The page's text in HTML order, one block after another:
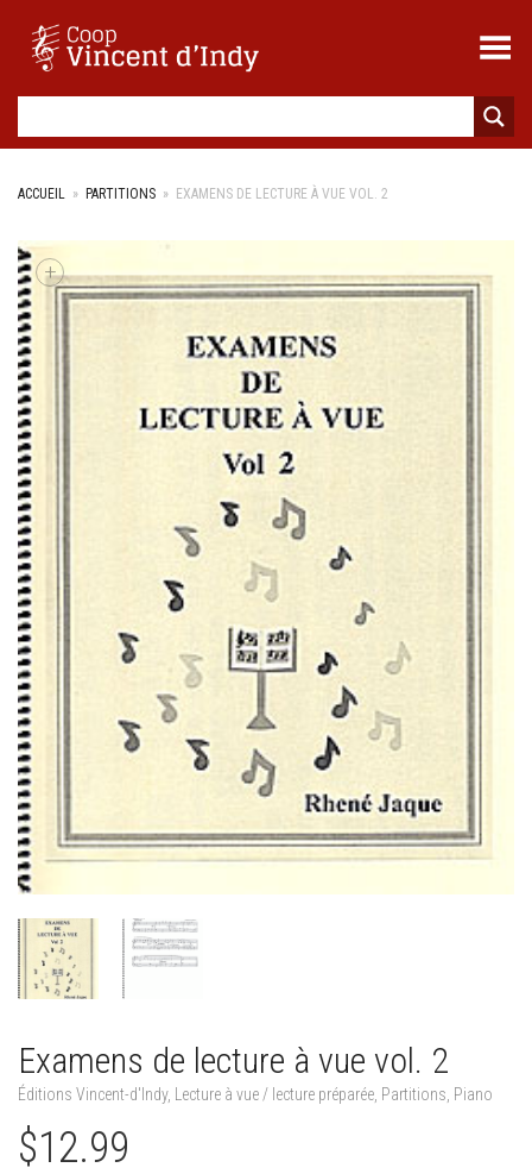
Toggle Menu
ACCUEIL » PARTITIONS » EXAMENS DE LECTURE À VUE VOL. 2
+
Examens de lecture à vue vol. 2
Éditions Vincent-d'Indy, Lecture à vue / lecture préparée Partitions Piano
$12.99